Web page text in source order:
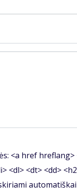
<a href
<dl> <dt> <dd>
automatiškai